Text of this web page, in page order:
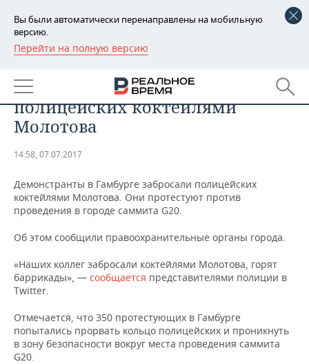
Вы были автоматически перенаправлены на мобильную
версию.
Перейти на полную версию
РЕГИОНЫ
БАШКОРТОСТАН
ТАТАРСТАН
НОВОСТИ
АНАЛИТИКА
КОРОЛИ ГОСЗАКАЗА ПФО
ВУЗЫ ТАТАРСТАНА
КОМУ ПРИНАДЛЕЖАТ
ТОРГОВЫЕ ЦЕНТРЫ
ТАТАРСТАНА
ФИНАНСЫ
БАНКИ
БЮДЖЕТ
ПРОМЫШЛЕННОСТЬ
НОВОСТИ
ПРОМЫШЛЕННОСТИ
МАШИНОСТРОЕНИЕ
НЕФТЕХИМИЯ
НЕФТЬ
НЕДВИЖИМОСТЬ
НОВОСТИ НЕДВИЖИМОСТИ
АВТО
НОВОСТИ АВТО
БИЗНЕС
РОЗНИЧНАЯ ТОРГОВЛЯ
НОВОСТИ ТЕХНОЛОГИЙ
МЕРОПРИЯТИЯ
против G20 забросали
полицейских коктейлями
Молотова
14:58, 07.07.2017
Демонстранты в Гамбурге забросали полицейских
коктейлями Молотова. Они протестуют против
проведения в городе саммита G20.
Об этом сообщили правоохранительные органы города.
«Наших коллег забросали коктейлями Молотова, горят
баррикады», — сообщается представителями полиции в
Twitter.
Отмечается, что 350 протестующих в Гамбурге
попытались прорвать кольцо полицейских и проникнуть
в зону безопасности вокруг места проведения саммита
G20.